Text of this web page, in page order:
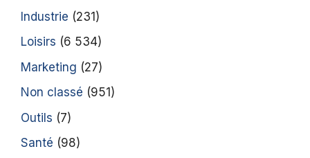
Industrie (231)
Loisirs (6 534)
Marketing (27)
Non classé (951)
Outils (7)
Santé (98)